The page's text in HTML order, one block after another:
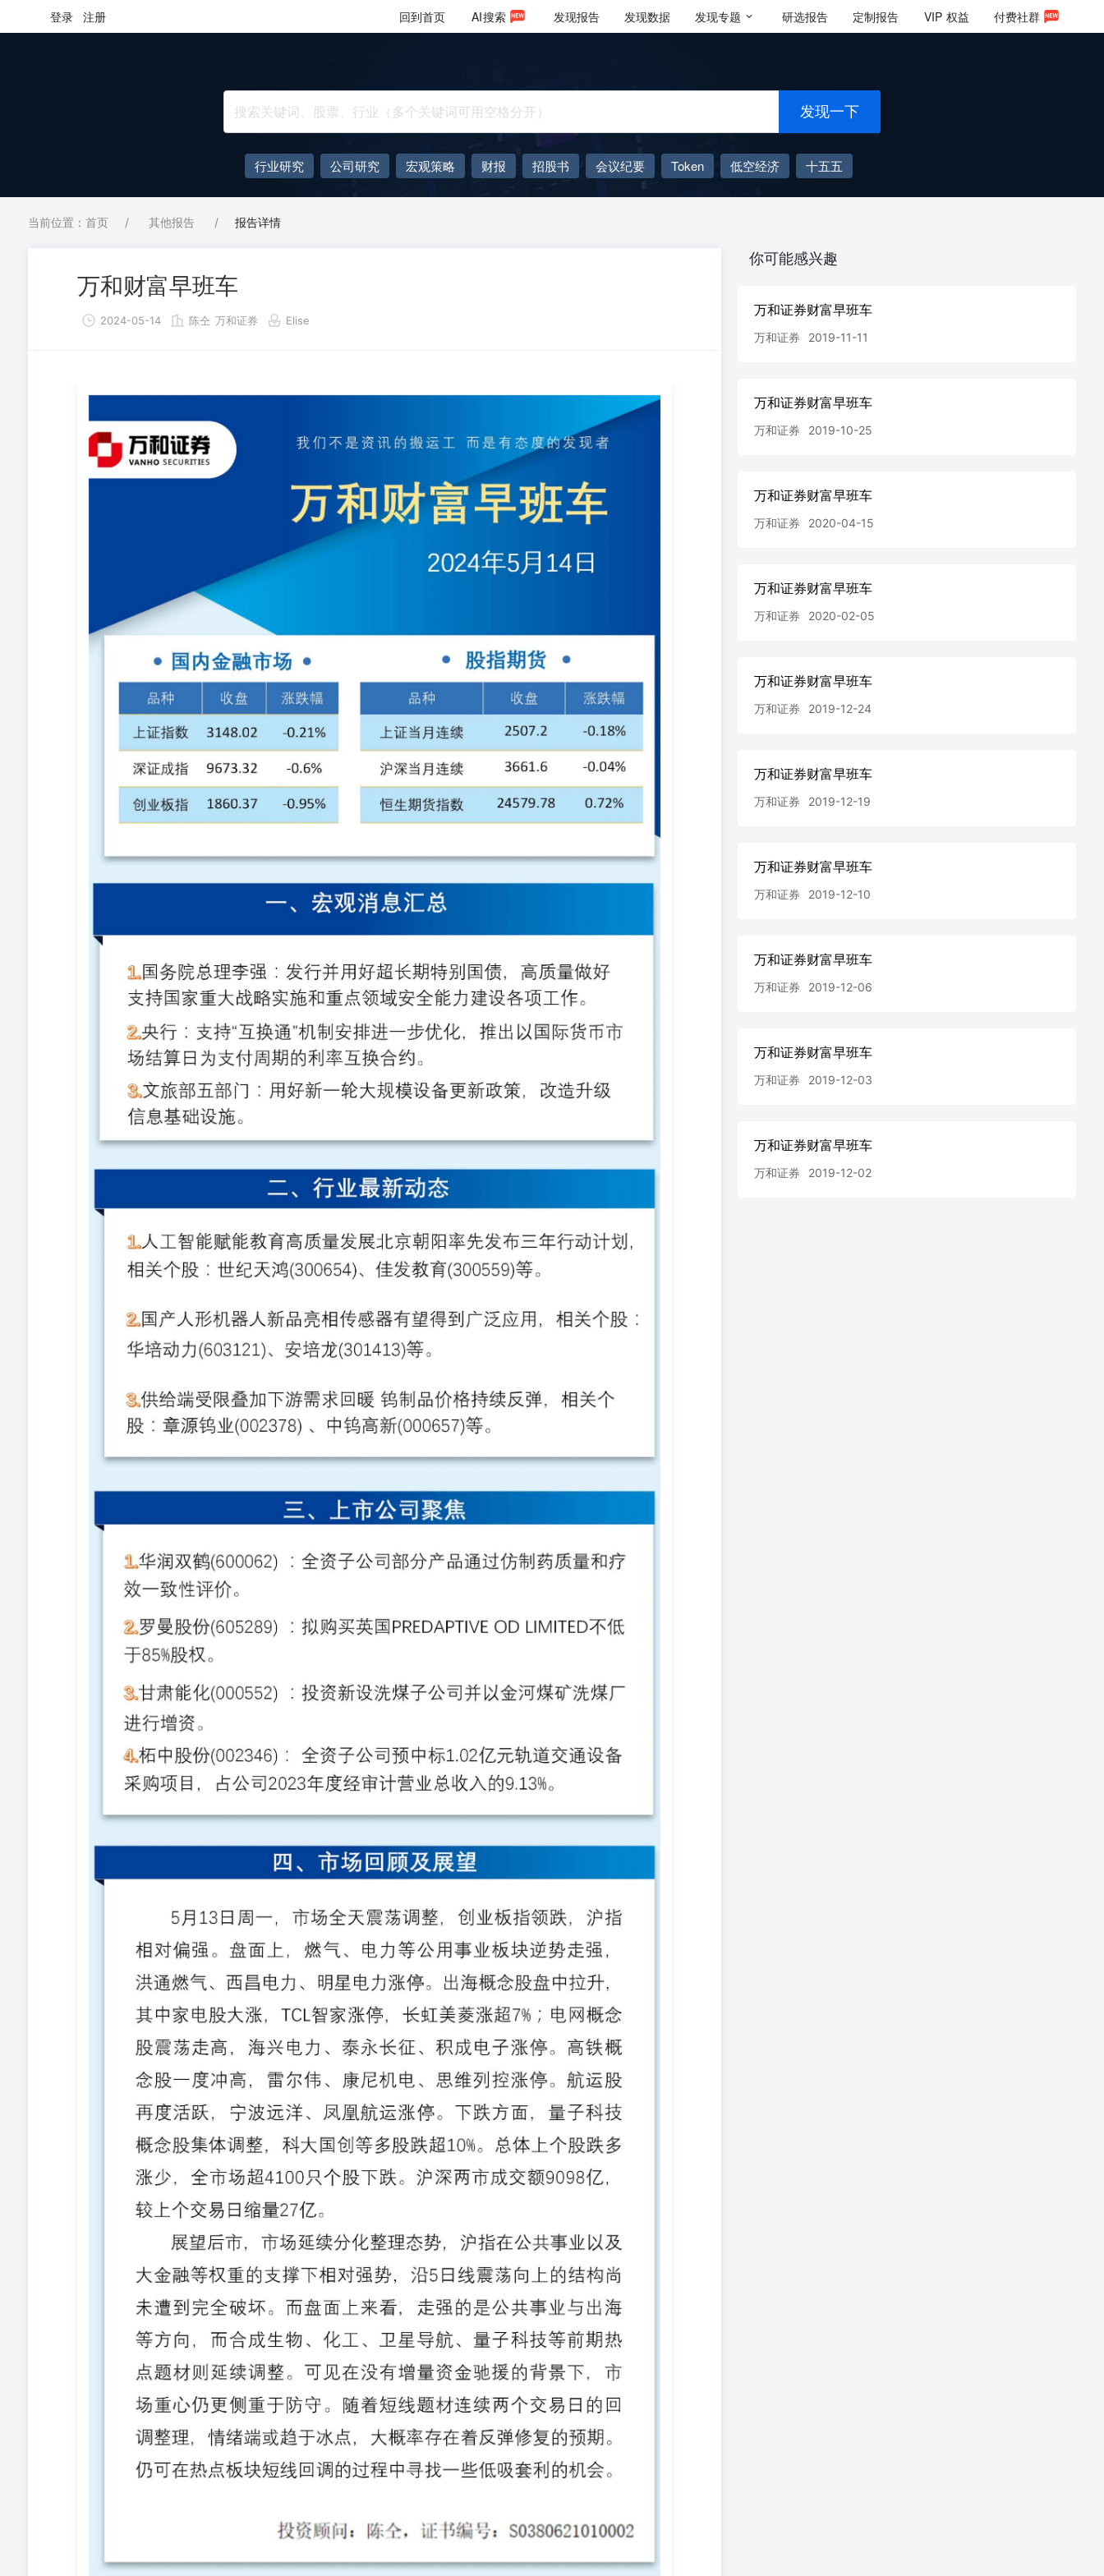
登录 注册 回到首页 AI搜索 发现报告 发现数据 发现专题 研选报告 定制报告 VIP 权益 付费社群
发现一下
行业研究 公司研究 宏观策略 财报 招股书 会议纪要 Token 低空经济
十五五
AIGC
大模型
当前位置：首页 / 其他报告 / 报告详情
万和财富早班车
2024-05-14 陈仝 万和证券 Elise
你可能感兴趣
万和证券财富早班车
万和证券 2019-11-11
万和证券财富早班车
万和证券 2019-10-25
万和证券财富早班车
万和证券 2020-04-15
万和证券财富早班车
万和证券 2020-02-05
万和证券财富早班车
万和证券 2019-12-24
万和证券财富早班车
万和证券 2019-12-19
万和证券财富早班车
万和证券 2019-12-10
万和证券财富早班车
万和证券 2019-12-06
万和证券财富早班车
万和证券 2019-12-03
万和证券财富早班车
万和证券 2019-12-02